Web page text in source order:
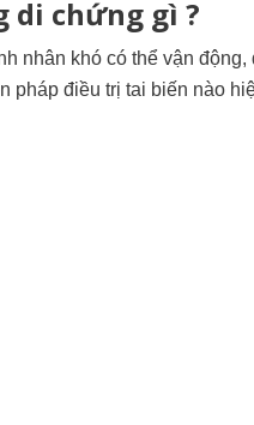
di chứng gì ?
nhân khó có thể vận
pháp điều trị tai biến nào